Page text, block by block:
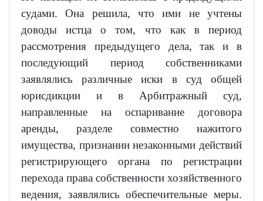
судами. Она решила, что ими не учтены
доводы истца о том, что как в период
рассмотрения предыдущего дела, так и в
последующий период собственниками
заявлялись различные иски в суд общей
юрисдикции и в Арбитражный суд,
направленные на оспаривание договора
аренды, разделе совместно нажитого
имущества, признании незаконными действий
регистрирующего органа по регистрации
перехода права собственности хозяйственного
ведения, заявлялись обеспечительные меры.